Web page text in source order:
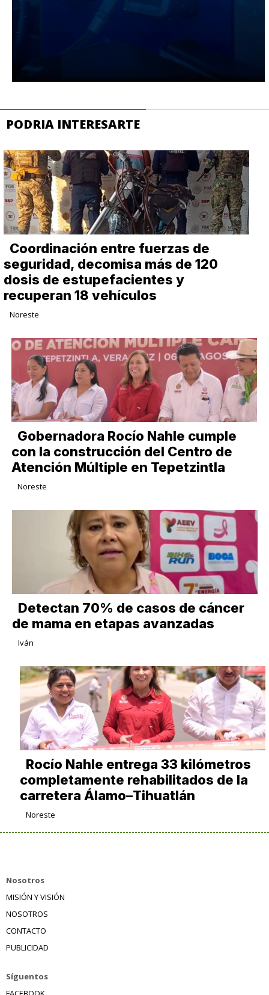
PODRIA INTERESARTE
Coordinación entre fuerzas de
seguridad, decomisa más de 120
dosis de estupefacientes y
recuperan 18 vehículos
Noreste
Gobernadora Rocío Nahle cumple
con la construcción del Centro de
Atención Múltiple en Tepetzintla
Noreste
Detectan 70% de casos de cáncer
de mama en etapas avanzadas
Iván
Rocío Nahle entrega 33 kilómetros
completamente rehabilitados de la
carretera Álamo–Tihuatlán
Noreste
Nosotros
MISIÓN Y VISIÓN
NOSOTROS
CONTACTO
PUBLICIDAD
Síguentos